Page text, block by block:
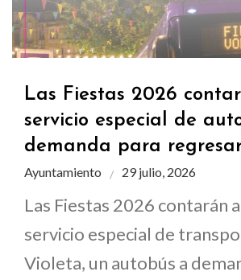
Las Fiestas 2026
servicio especial de
demanda para
Ayuntamiento 29 julio, 2026
Las Fiestas 2026 contarán
servicio especial de
Violeta, un autobús a